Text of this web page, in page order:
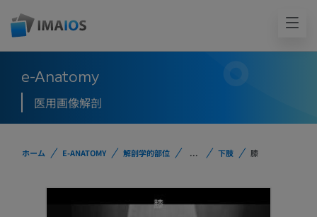
e-Anatomy
医用画像解剖
ホーム E-ANATOMY 解剖学的部位 ... 下肢 膝